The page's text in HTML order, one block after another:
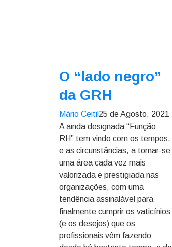
O “lado negro”
da GRH
Mário Ceitil 25 de Agosto, 2021
A ainda designada “Função
RH” tem vindo com os tempos,
e as circunstâncias, a tornar-se
uma área cada vez mais
valorizada e prestigiada nas
organizações, com uma
tendência assinalável para
finalmente cumprir os vaticínios
(e os desejos) que os
profissionais vêm fazendo